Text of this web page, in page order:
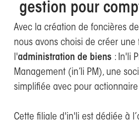
gestion pour
Avec la création de foncières
nous avons choisi de créer une
l'administration de biens : In'li
Management (in’li PM), une
simplifiée avec pour actionnaire
Cette filiale d'in'li est dédiée à